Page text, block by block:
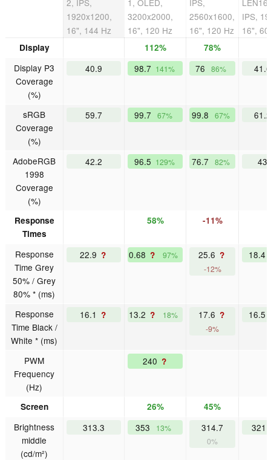
1920x1200,
16", 144 Hz
3200x2000,
16", 120 Hz
2560x1600,
16", 120 Hz
IPS,
16",
Display 112% 78%
Display P3
Coverage
(%)
40.9 98.7 141% 76 86%
sRGB
Coverage
(%)
59.7 99.7 67% 99.8 67%
AdobeRGB
1998
Coverage
(%)
42.2 96.5 129% 76.7 82% 43
Response
Times
58% -11%
Response
Time Grey
50% / Grey
80% * (ms)
22.9 ? 0.68 ? 97% 25.6 ?
-12%
18.4
Response
Time Black /
White * (ms)
16.1 ? 13.2 ? 18% 17.6 ?
-9%
16.5
PWM
Frequency
(Hz)
240 ?
Screen 26% 45%
Brightness
middle
(cd/m²)
313.3 353 13% 314.7
0%